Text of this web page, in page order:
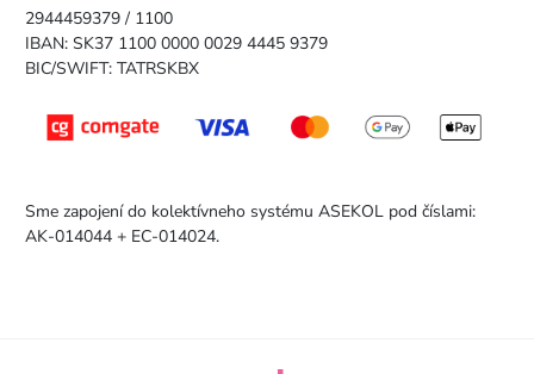
2944459379 / 1100
IBAN: SK37 1100 0000 0029 4445 9379
BIC/SWIFT: TATRSKBX
Sme zapojení do kolektívneho systému ASEKOL pod číslami:
AK-014044 + EC-014024.